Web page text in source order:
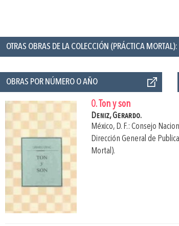
OTRAS OBRAS DE LA COLECCIÓN (PRÁCTICA MORTAL):
OBRAS POR NÚMERO O AÑO
0. Ton y son
Deniz, Gerardo.
México, D. F.: Consejo
Dirección General de
Mortal).